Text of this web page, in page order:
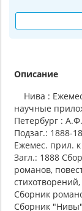
Описание
Нива :
научные
Петербург :
Подзаг.: 1888-
Ежемес. прил.
Загл.: 1888
романов,
Сборник
Сборник